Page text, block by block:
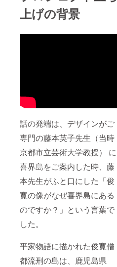
上げの背景
話の発端は、デザインがご
専門の藤本英子先生（当時
京都市立芸術大学教授） に
喜界島をご案内した時、藤
本先生がふと口にした「俊
寛の像がなぜ喜界島にある
のですか？」という言葉で
した。
平家物語に描かれた俊寛僧
都流刑の島は、鹿児島県